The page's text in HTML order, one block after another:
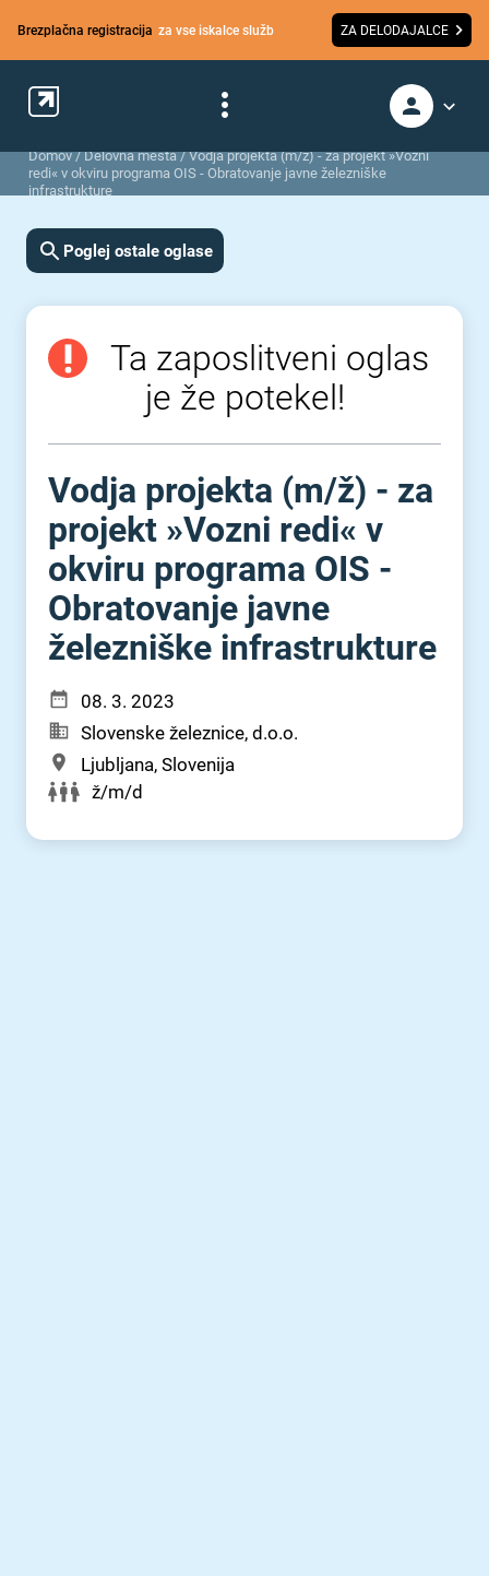
Brezplačna registracija za vse iskalce služb ZA DELODAJALCE
Domov/Delovna mesta/Vodja projekta (m/ž) - za projekt »Vozni
redi« v okviru programa OIS - Obratovanje javne železniške
infrastrukture
Poglej ostale oglase
Ta zaposlitveni oglas
je že potekel!
Vodja projekta (m⁠/⁠ž) - za
projekt »Vozni redi« v
okviru programa OIS -
Obratovanje javne
železniške infrastrukture
08. 3. 2023
Slovenske železnice, d.o.o.
Ljubljana, Slovenija
ž/m/d